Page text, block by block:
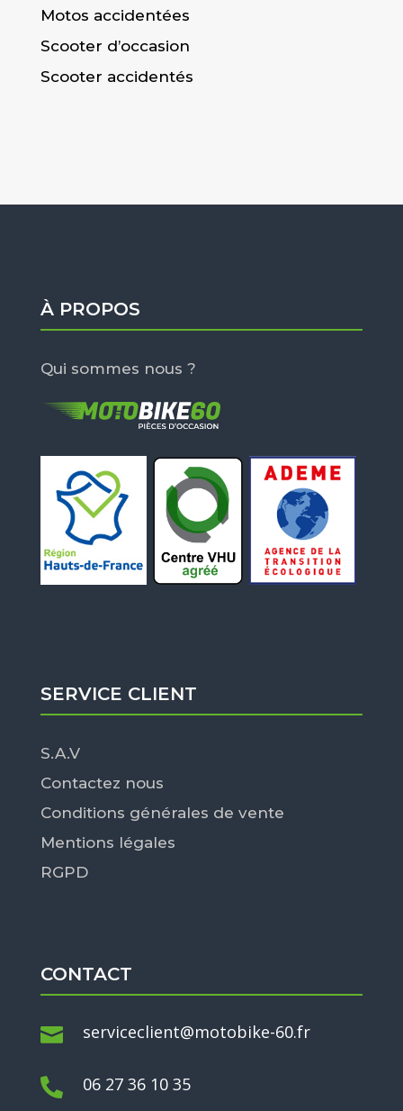
Motos accidentées
Scooter d’occasion
Scooter accidentés
À PROPOS
Qui sommes nous ?
SERVICE CLIENT
S.A.V
Contactez nous
Conditions générales de vente
Mentions légales
RGPD
CONTACT
 serviceclient@motobike-60.fr
 06 27 36 10 35